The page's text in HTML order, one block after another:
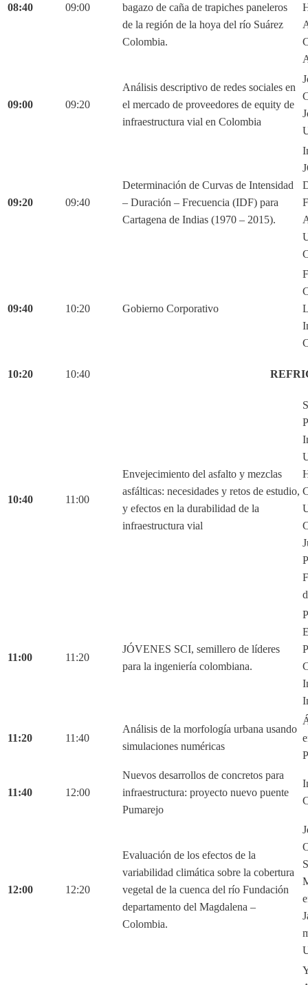
08:40 09:00
bagazo de caña de trapiches paneleros
de la región de la hoya del río Suárez
Colombia.
09:00 09:20
Análisis descriptivo de redes sociales en
el mercado de proveedores de equity de
infraestructura vial en Colombia
09:20 09:40
Determinación de Curvas de Intensidad
– Duración – Frecuencia (IDF) para
Cartagena de Indias (1970 – 2015).
09:40 10:20 Gobierno Corporativo
10:20 10:40
10:40 11:00
Envejecimiento del asfalto y mezclas
asfálticas: necesidades y retos de estudio,
y efectos en la durabilidad de la
infraestructura vial
11:00 11:20
JÓVENES SCI, semillero de líderes
para la ingeniería colombiana.
11:20 11:40
Análisis de la morfología urbana usando
simulaciones numéricas
11:40 12:00
Nuevos desarrollos de concretos para
infraestructura: proyecto nuevo puente
Pumarejo
12:00 12:20
Evaluación de los efectos de la
variabilidad climática sobre la cobertura
vegetal de la cuenca del río Fundación
departamento del Magdalena –
Colombia.